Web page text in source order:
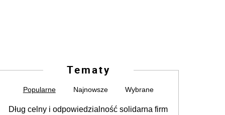
Tematy
Popularne Najnowsze Wybrane
Dług celny i odpowiedzialność solidarna firm